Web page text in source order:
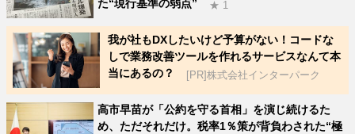
た“現行基準の弱点”
★ 1
我が社もDXしたいけど予算がない！コードな
しで業務改善ツールを作れるサービスなんて本
当にあるの？
[PR]株式会社インターパーク
高市早苗が「公約を守る首相」を演じ続けるた
め、ただそれだけ。税率1％策が背負わされた“極